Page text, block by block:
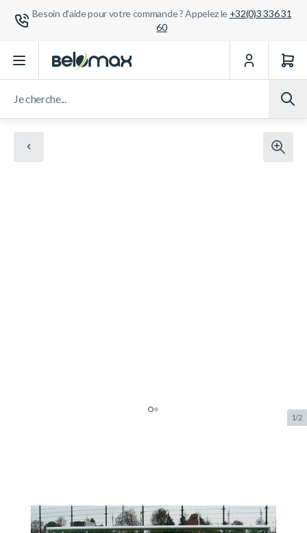
Besoin d'aide pour votre commande ? Appelez le +32(0)3 336 31
60
1/2
SKU: CAL.ELI.300.ORANJE Marque:Calzio